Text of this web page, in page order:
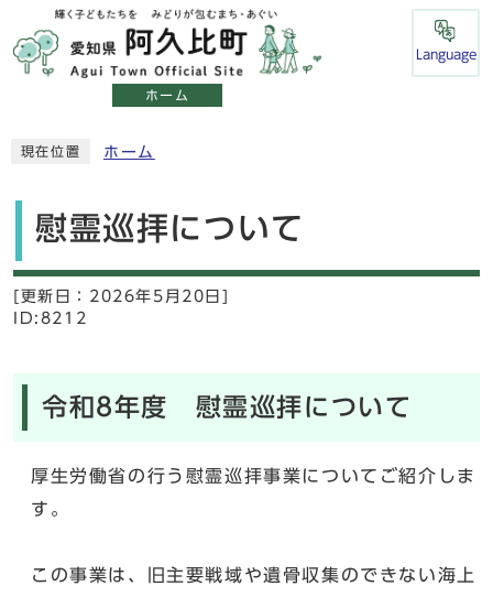
ホーム
Language
現在位置 ホーム
慰霊巡拝について
[更新日： 2026年5月20日]
ID:8212
令和8年度 慰霊巡拝について
厚生労働省の行う慰霊巡拝事業についてご紹介しま
す。
この事業は、旧主要戦域や遺骨収集のできない海上